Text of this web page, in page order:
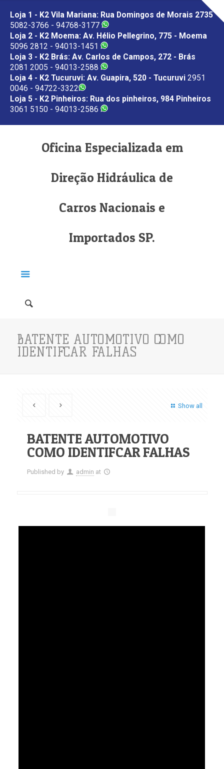
Loja 1 - K2 Vila Mariana: Rua Domingos de Morais 2735
5082-3766 - 94768-3177
Loja 2 - K2 Moema: Av. Hélio Pellegrino, 775 - Moema
5096 2812 - 94013-1451
Loja 3 - K2 Brás: Av. Carlos de Campos, 272 - Brás
2081 2005 - 94013-2588
Loja 4 - K2 Tucuruvi: Av. Guapira, 520 - Tucuruvi 2951
0046 - 94722-3322
Loja 5 - K2 Pinheiros: Rua dos pinheiros, 984 Pinheiros
3061 5150 - 94013-2586
Oficina Especializada em
Direção Hidráulica de
Carros Nacionais e
Importados SP.
BATENTE AUTOMOTIVO COMO
IDENTIFCAR FALHAS
Show all
BATENTE AUTOMOTIVO
COMO IDENTIFCAR FALHAS
Published by admin at